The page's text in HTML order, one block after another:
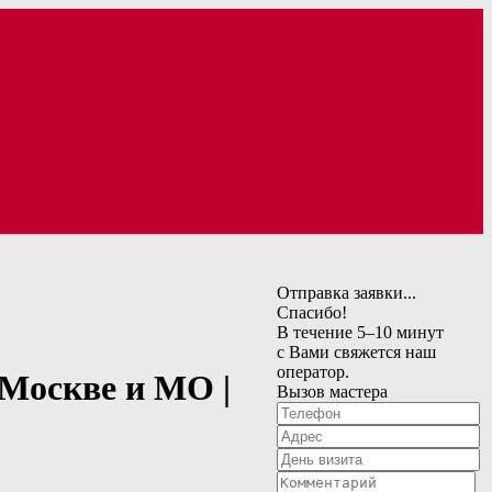
Москве и МО |
Отправка заявки...
Спасибо!
В течение 5–10 минут
с Вами свяжется наш
оператор.
Вызов мастера